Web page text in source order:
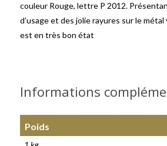
couleur Rouge, lettre P 2012.
d’usage et des jolie rayures sur le
est en très bon état
Informations
Poids